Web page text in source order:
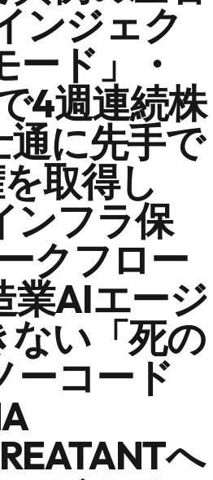
ンジェク
ド」・
4週連続株
通に先手で
取得し
ンフラ保
クフロー
業AIエージ
ない「死の
ーコード
へ